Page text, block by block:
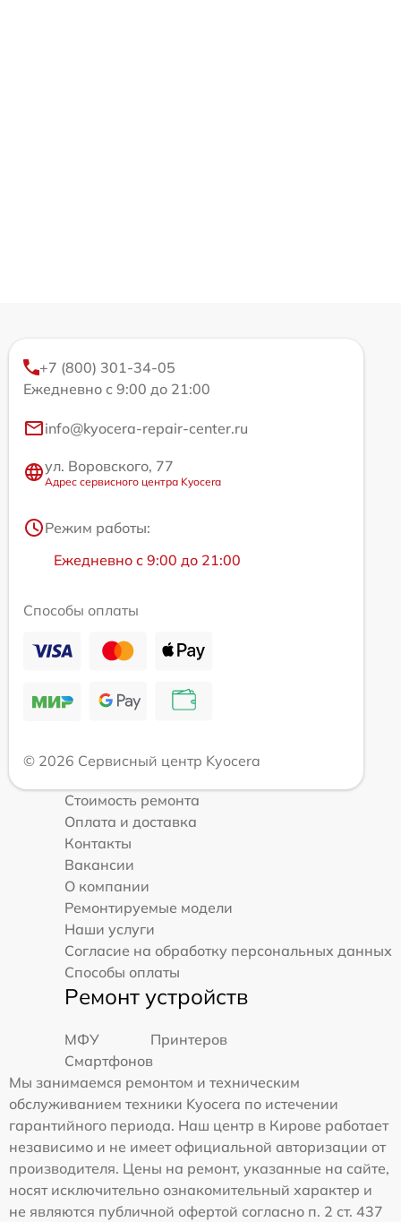
+7 (800) 301-34-05
Ежедневно с 9:00 до 21:00
info@kyocera-repair-center.ru
ул. Воровского, 77
Адрес сервисного центра Kyocera
Режим работы:
Ежедневно с 9:00 до 21:00
Способы оплаты
© 2026 Сервисный центр Kyocera
Стоимость ремонта
Оплата и доставка
Контакты
Вакансии
О компании
Ремонтируемые модели
Наши услуги
Согласие на обработку персональных данных
Способы оплаты
Ремонт устройств
МФУ
Принтеров
Смартфонов
Мы занимаемся ремонтом и техническим
обслуживанием техники Kyocera по истечении
гарантийного периода. Наш центр в Кирове работает
независимо и не имеет официальной авторизации от
производителя. Цены на ремонт, указанные на сайте,
носят исключительно ознакомительный характер и
не являются публичной офертой согласно п. 2 ст. 437